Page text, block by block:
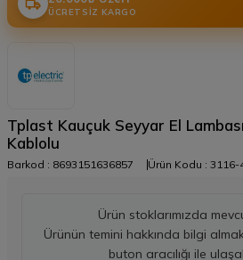
ÜCRETSIZ KARGO
Tplast Kauçuk Seyyar El
Kablolu
Barkod : 8693151636857 Ürün Kodu : 3116-
Ürün stoklarımızda
Ürünün temini hakkında bilgi
buton aracılığı ile